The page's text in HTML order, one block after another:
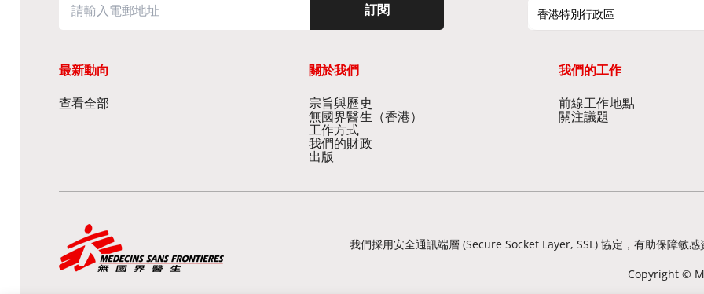
訂閱 香港特別行政區
最新動向
查看全部
關於我們
宗旨與歷史​
無國界醫生（香港）​
工作方式
我們的財政
出版
我們的工作
前線工作地點​
關注議題
我們採用安全通訊端層 (Secure Socket Layer, SSL) 協定，有助保障敏
Copyright ©